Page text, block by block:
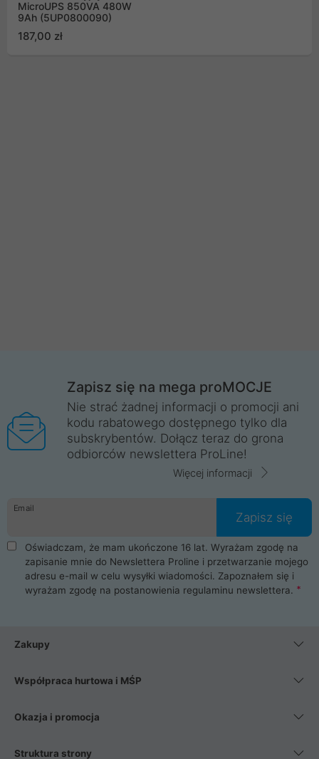
MicroUPS 850VA 480W
9Ah (5UP0800090)
187,00 zł
Zapisz się na mega proMOCJE
Nie strać żadnej informacji o promocji ani
kodu rabatowego dostępnego tylko dla
subskrybentów. Dołącz teraz do grona
odbiorców newslettera ProLine!
Więcej informacji
Email
Zapisz się
Oświadczam, że mam ukończone 16 lat. Wyrażam zgodę na
zapisanie mnie do Newslettera Proline i przetwarzanie mojego
adresu e-mail w celu wysyłki wiadomości. Zapoznałem się i
wyrażam zgodę na postanowienia regulaminu newslettera.
Zakupy
Współpraca hurtowa i MŚP
Okazja i promocja
Struktura strony